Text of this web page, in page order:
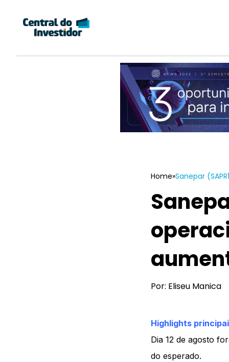
Home»Sanepar
Por: Eliseu Manica
Highlights
Dia 12 de agosto
do esperado.